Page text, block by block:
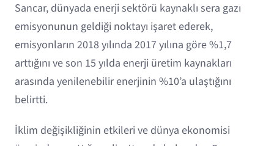
Sancar, dünyada enerji sektörü kaynaklı sera gazı
emisyonunun geldiği noktayı işaret ederek,
emisyonların 2018 yılında 2017 yılına göre %1,7
arttığını ve son 15 yılda enerji üretim kaynakları
arasında yenilenebilir enerjinin %10’a ulaştığını
belirtti.
İklim değişikliğinin etkileri ve dünya ekonomisi